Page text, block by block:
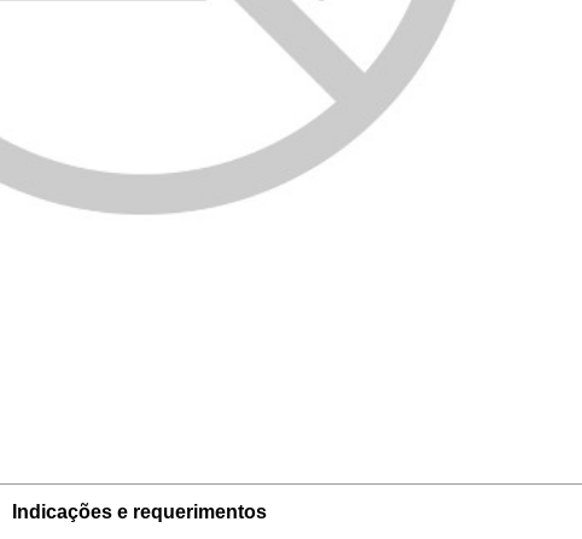
Indicações e requerimentos